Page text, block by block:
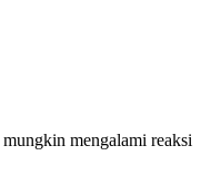
mengalami reaksi